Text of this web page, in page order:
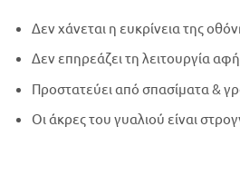
Δεν χάνεται η ευκρίνεια της
Δεν επηρεάζει τη λειτουργία
Προστατεύει από σπασίματα &
Οι άκρες του γυαλιού είναι